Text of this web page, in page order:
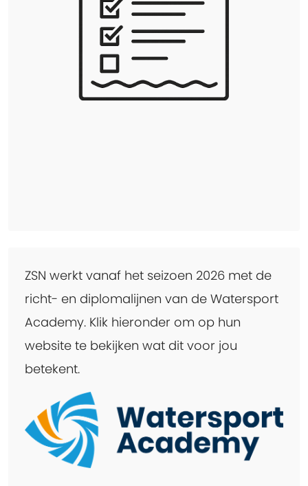
ZSN werkt vanaf het seizoen 2026 met de
richt- en diplomalijnen van de Watersport
Academy. Klik hieronder om op hun
website te bekijken wat dit voor jou
betekent.